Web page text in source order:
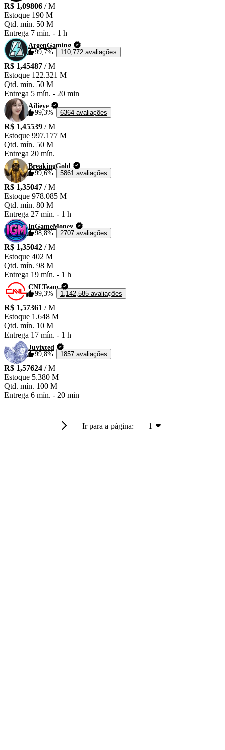
R$ 1,09806 / M
Estoque 190 M
Qtd. mín. 50 M
Entrega 7 mín. - 1 h
ArgenGaming
99,7%
110,772 avaliações
R$ 1,45487 / M
Estoque 122.321 M
Qtd. mín. 50 M
Entrega 5 mín. - 20 min
Ailieye
99,3%
6364 avaliações
R$ 1,45539 / M
Estoque 997.177 M
Qtd. mín. 50 M
Entrega 20 mín.
BreakingGold
99,6%
5861 avaliações
R$ 1,35047 / M
Estoque 978.085 M
Qtd. mín. 80 M
Entrega 27 mín. - 1 h
InGameMoney
98,8%
2707 avaliações
R$ 1,35042 / M
Estoque 402 M
Qtd. mín. 98 M
Entrega 19 mín. - 1 h
CNLTeam
99,3%
1,142,585 avaliações
R$ 1,57361 / M
Estoque 1.648 M
Qtd. mín. 10 M
Entrega 17 mín. - 1 h
Juvixted
99,8%
1857 avaliações
R$ 1,57624 / M
Estoque 5.380 M
Qtd. mín. 100 M
Entrega 6 mín. - 20 min
Ir para a página: 1